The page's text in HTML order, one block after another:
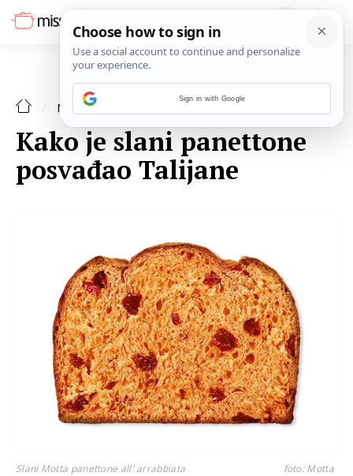
NAJAVE
Kako je slani panettone
posvađao Talijane
Slani Motta panettone all' arrabbiata foto: Motta
Sign in with Google